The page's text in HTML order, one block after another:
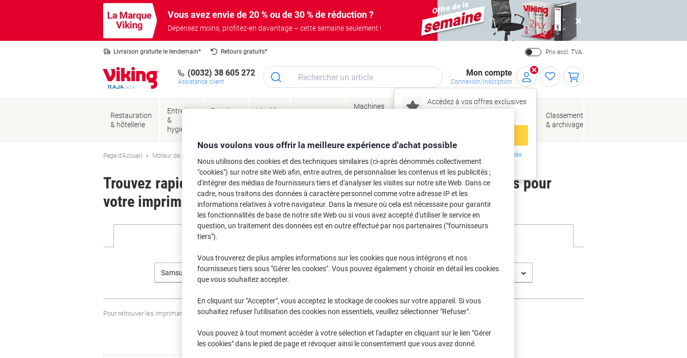
Vous avez envie de 20 % ou de 30 % de réduction ?
Dépensez moins, profitez-en davantage – cette semaine seulement !
Close
Livraison gratuite le lendemain* Retours gratuits* Prix excl. TVA.
(0032) 38 605 272
Assistance client
Mon compte
Connexion/Inscription
Accédez à vos offres exclusives
Inscrivez-vous dès
maintenant
Restauration
& hôtellerie
Entretien
&
hygiène
Bricolage
Meubles
Machines
Encres
Papier,
de bureau
Classement
& archivage
Page d'Accueil Moteur de recherche d'encre et toner
Trouvez rapidement les cartouches d'encre, toners ou les étiquettes pour
votre imprimante.
Samsung M Samsung M 2078
Pour retrouver les imprimantes listées et/ou les cartouches précédemment achetéesSe connecter
Samsung M 2078 Cartouches Toner (2)
Nous voulons vous offrir la meilleure expérience d'achat possible
Nous utilisons des cookies et des techniques similaires (ci-après dénommés collectivement
"cookies") sur notre site Web afin, entre autres, de personnaliser les contenus et les publicités ;
d'intégrer des médias de fournisseurs tiers et d'analyser les visites sur notre site Web. Dans ce
cadre, nous traitons des données à caractère personnel comme votre adresse IP et les
informations relatives à votre navigateur. Dans la mesure où cela est nécessaire pour garantir
les fonctionnalités de base de notre site Web ou si vous avez accepté d'utiliser le service en
question, un traitement des données est en outre effectué par nos partenaires ("fournisseurs
tiers").
Vous trouverez de plus amples informations sur les cookies que nous intégrons et nos
fournisseurs tiers sous "Gérer les cookies". Vous pouvez également y choisir en détail les cookies
que vous souhaitez accepter.
En cliquant sur "Accepter", vous acceptez le stockage de cookies sur votre appareil. Si vous
souhaitez refuser l'utilisation des cookies non essentiels, veuillez sélectionner "Refuser".
Vous pouvez à tout moment accéder à votre sélection et l'adapter en cliquant sur le lien "Gérer
les cookies" dans le pied de page et révoquer ainsi le consentement que vous avez donné.